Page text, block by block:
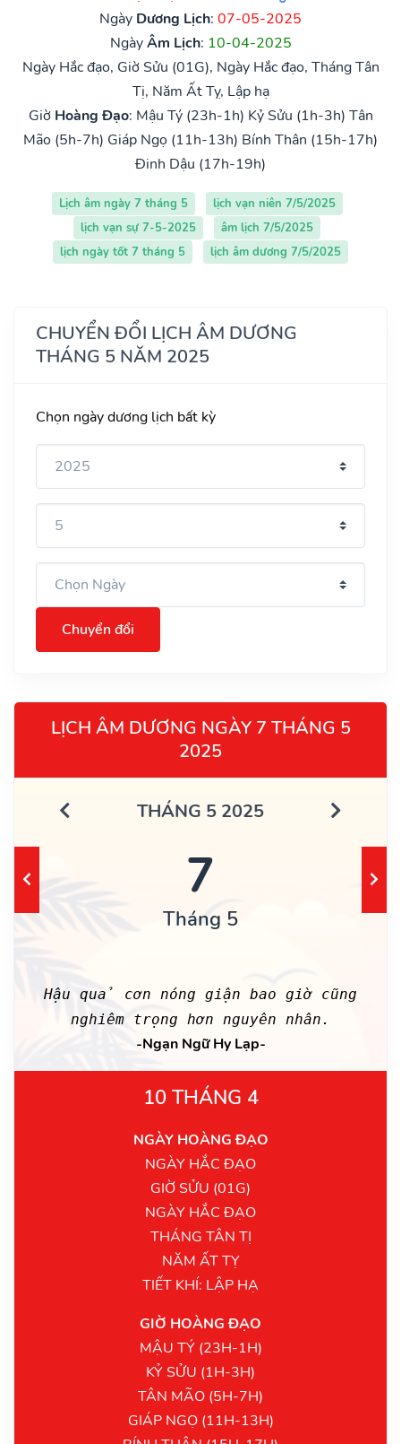
Ngày Dương Lịch: 07-05-2025
NgàyÂm Lịch: 10-04-2025
Ngày Hắc đạo, Giờ Sửu (01G), Ngày Hắc đạo, Tháng Tân
Tị, Năm Ất Tỵ, Lập hạ
Giờ Hoàng Đạo: Mậu Tý (23h-1h) Kỷ Sửu (1h-3h) Tân
Mão (5h-7h) Giáp Ngọ (11h-13h) Bính Thân (15h-17h)
Đinh Dậu (17h-19h)
Lịch âm ngày 7 tháng 5
lịch vạn niên 7/5/2025
lịch vạn sự 7-5-2025
âm lịch 7/5/2025
lịch ngày tốt 7 tháng 5
lịch âm dương 7/5/2025
CHUYỂN ĐỔI LỊCH ÂM DƯƠNG
THÁNG 5 NĂM 2025
Chọn ngày dương lịch bất kỳ
Chuyển đổi
LỊCH ÂM DƯƠNG NGÀY 7 THÁNG 5
2025
THÁNG 5 2025
7
Tháng 5
Hậu quả cơn nóng giận bao giờ cũng
nghiêm trọng hơn nguyên nhân.
-Ngạn Ngữ Hy Lạp-
10 THÁNG 4
NGÀY HOÀNG ĐẠO
NGÀY HẮC ĐẠO
GIỜ SỬU (01G)
NGÀY HẮC ĐẠO
THÁNG TÂN TỊ
NĂM ẤT TỴ
TIẾT KHÍ: LẬP HẠ
GIỜ HOÀNG ĐẠO
MẬU TÝ (23H-1H)
KỶ SỬU (1H-3H)
TÂN MÃO (5H-7H)
GIÁP NGỌ (11H-13H)